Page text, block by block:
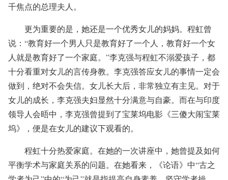
千焦点的总理夫人。
更为重要的是，她还是一个优秀女儿的妈妈。程虹曾
说：“教育好一个男人只是教育好了一个人，教育好一个女
人就是教育好了一个家庭。”李克强与程虹不溺爱孩子，都
十分看重对女儿的言传身教。李克强答应女儿的事情一定会
做到，绝对不会失信。女儿长大后，非常独立有主见。对于
女儿的成长，李克强夫妇显然十分满意与自豪。而在与印度
领导人会晤中，李克强曾提到了宝莱坞电影《三傻大闹宝莱
坞》，便是在女儿的建议下观看的。
程虹十分热爱家庭。在她的一次讲座中，她曾提及如何
平衡学术与家庭关系的问题。在她看来，《论语》中“古之